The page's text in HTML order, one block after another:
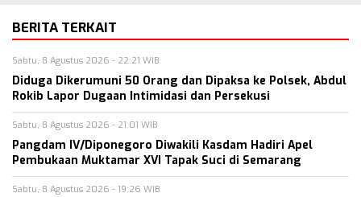
BERITA TERKAIT
Sabtu, 8 Agustus 2026 - 22:21 WIB
Diduga Dikerumuni 50 Orang dan Dipaksa ke Polsek, Abdul
Rokib Lapor Dugaan Intimidasi dan Persekusi
Sabtu, 8 Agustus 2026 - 21:01 WIB
Pangdam IV/Diponegoro Diwakili Kasdam Hadiri Apel
Pembukaan Muktamar XVI Tapak Suci di Semarang
Sabtu, 8 Agustus 2026 - 19:26 WIB